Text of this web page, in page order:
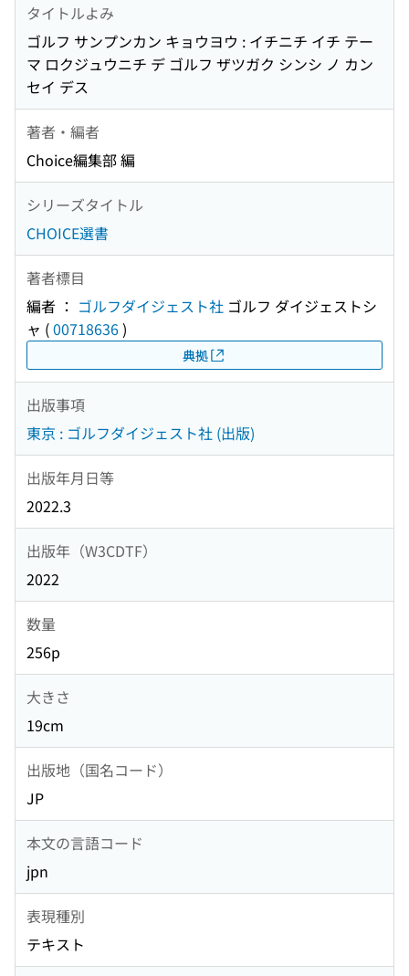
タイトルよみ
ゴルフ サンプンカン キョウヨウ : イチニチ イチ テー
マ ロクジュウニチ デ ゴルフ ザツガク シンシ ノ カン
セイ デス
著者・編者
Choice編集部 編
シリーズタイトル
CHOICE選書
著者標目
編者 ： ゴルフダイジェスト社 ゴルフ ダイジェストシ
ャ (00718636)
典拠
出版事項
東京 : ゴルフダイジェスト社 (出版)
出版年月日等
2022.3
出版年（W3CDTF）
2022
数量
256p
大きさ
19cm
出版地（国名コード）
JP
本文の言語コード
jpn
表現種別
テキスト